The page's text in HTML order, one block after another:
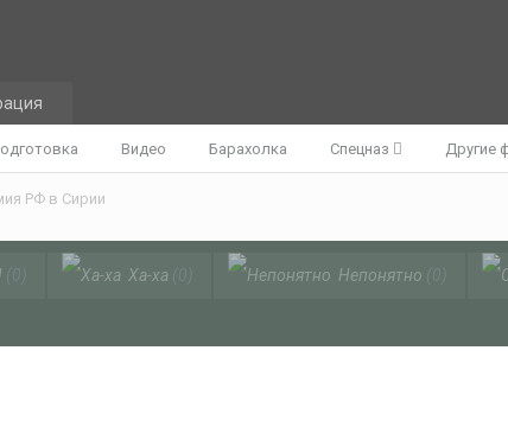
Видео Барахолка Спецназ Другие
РФ в Сирии
(0) Ха-ха (0) Непонятно (0)